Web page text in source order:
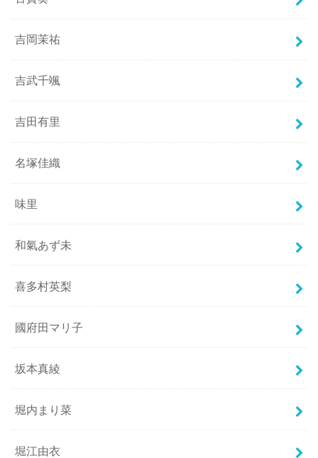
吉岡茉祐
吉武千颯
吉田有里
名塚佳織
味里
和氣あず未
喜多村英梨
國府田マリ子
坂本真綾
堀内まり菜
堀江由衣